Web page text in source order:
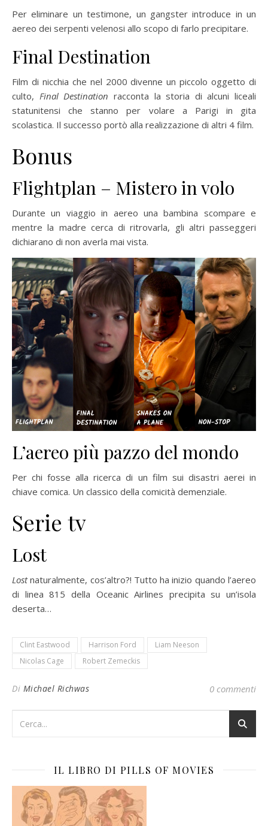
Per eliminare un testimone, un gangster introduce in un
aereo dei serpenti velenosi allo scopo di farlo precipitare.
Final Destination
Film di nicchia che nel 2000 divenne un piccolo oggetto di
culto, Final Destination racconta la storia di alcuni liceali
statunitensi che stanno per volare a Parigi in gita
scolastica. Il successo portò alla realizzazione di altri 4 film.
Bonus
Flightplan – Mistero in volo
Durante un viaggio in aereo una bambina scompare e
mentre la madre cerca di ritrovarla, gli altri passeggeri
dichiarano di non averla mai vista.
L’aereo più pazzo del mondo
Per chi fosse alla ricerca di un film sui disastri aerei in
chiave comica. Un classico della comicità demenziale.
Serie tv
Lost
Lostnaturalmente, cos’altro?! Tutto ha inizio quando l’aereo
di linea 815 della Oceanic Airlines precipita su un’isola
deserta…
Clint Eastwood Harrison Ford
Liam Neeson
Nicolas Cage
Robert Zemeckis
Di Michael Richwas 0 commenti
IL LIBRO DI PILLS OF MOVIES